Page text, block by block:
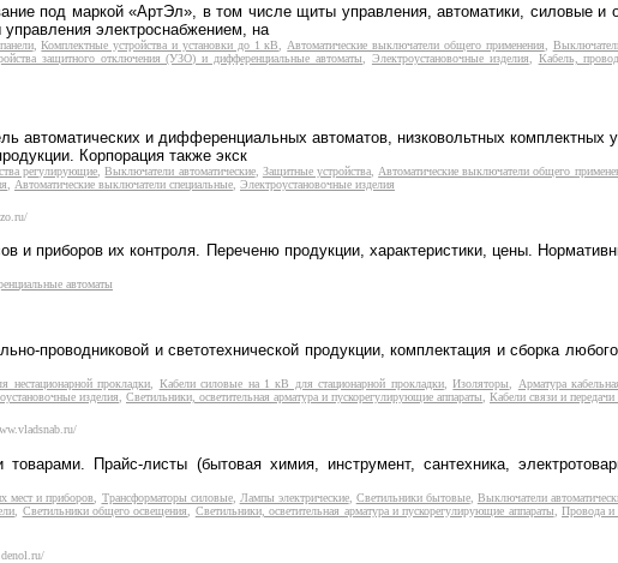
под маркой «АртЭл», в том числе щиты управления, автоматики, силовые и
электроснабжением, на
,Комплектные устройства и установки до 1 кВ Автоматические выключатели общего применения
защитного отключения (УЗО) и дифференциальные автоматы Электроустановочные изделия Кабель, провод
автоматических и дифференциальных автоматов, низковольтных комплектных
Корпорация также экск
регулирующие ,Выключатели автоматические, Защитные устройства, Автоматические выключатели общего
Автоматические выключатели специальные Электроустановочные изделия
и приборов их контроля. Переченю продукции, характеристики, цены.
автоматы
проводниковой и светотехнической продукции, комплектация и сборка
нестационарной прокладки, Кабели силовые на 1 кВ для стационарной прокладки,Изоляторы, Арматура
изделия, Светильники, осветительная арматура и пускорегулирующие аппараты, Кабели связи и
Прайс-листы (бытовая химия, инструмент, сантехника,
мест и приборов Трансформаторы силовые, Лампы электрические, Светильники бытовые, Выключатели
Светильники общего освещения Светильники, осветительная арматура и пускорегулирующие аппараты Провода